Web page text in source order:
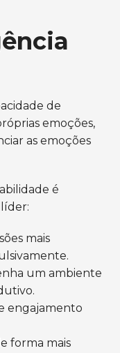
de
emoções,
as emoções
é
mais
um ambiente
engajamento
forma mais